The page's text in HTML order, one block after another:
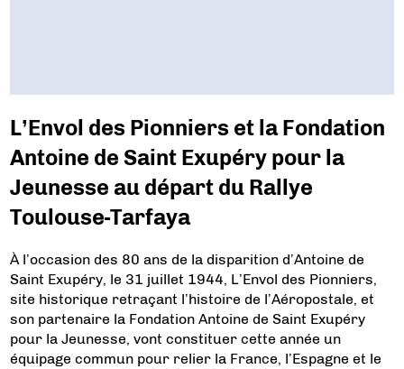
L’Envol des Pionniers et la Fondation
Antoine de Saint Exupéry pour la
Jeunesse au départ du Rallye
Toulouse-Tarfaya
À l’occasion des 80 ans de la disparition d’Antoine de
Saint Exupéry, le 31 juillet 1944, L’Envol des Pionniers,
site historique retraçant l’histoire de l’Aéropostale, et
son partenaire la Fondation Antoine de Saint Exupéry
pour la Jeunesse, vont constituer cette année un
équipage commun pour relier la France, l’Espagne et le